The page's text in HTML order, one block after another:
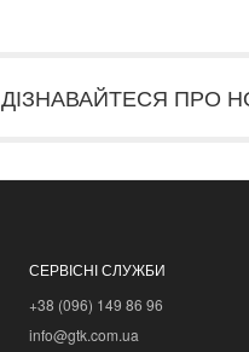
ДІЗНАВАЙТЕСЯ ПРО
СЕРВІСНІ СЛУЖБИ
+38 (096) 149 86 96
info@gtk.com.ua